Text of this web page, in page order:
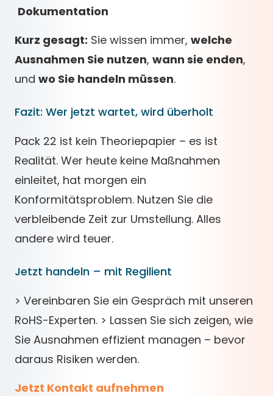
Dokumentation
Kurz gesagt: Sie wissen immer, welche
Ausnahmen Sie nutzen, wann sie enden,
und wo Sie handeln müssen.
Fazit: Wer jetzt wartet, wird überholt
Pack 22 ist kein Theoriepapier – es ist
Realität. Wer heute keine Maßnahmen
einleitet, hat morgen ein
Konformitätsproblem. Nutzen Sie die
verbleibende Zeit zur Umstellung. Alles
andere wird teuer.
Jetzt handeln – mit Regilient
> Vereinbaren Sie ein Gespräch mit unseren
RoHS-Experten. > Lassen Sie sich zeigen, wie
Sie Ausnahmen effizient managen – bevor
daraus Risiken werden.
Jetzt Kontakt aufnehmen